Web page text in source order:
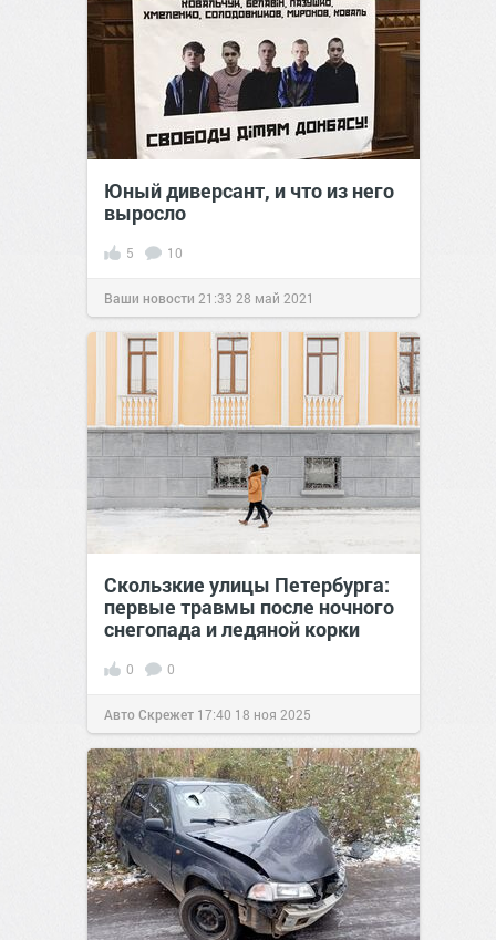
Юный диверсант, и что из него
выросло
5 10
Ваши новости 21:33 28 май 2021
Скользкие улицы Петербурга:
первые травмы после ночного
снегопада и ледяной корки
0 0
Авто Скрежет 17:40 18 ноя 2025